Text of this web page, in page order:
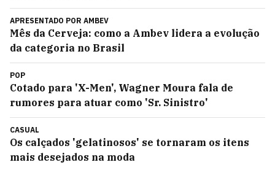
APRESENTADO POR AMBEV
Mês da Cerveja: como a Ambev lidera a evolução
da categoria no Brasil
POP
Cotado para 'X-Men', Wagner Moura fala de
rumores para atuar como 'Sr. Sinistro'
CASUAL
Os calçados 'gelatinosos' se tornaram os itens
mais desejados na moda